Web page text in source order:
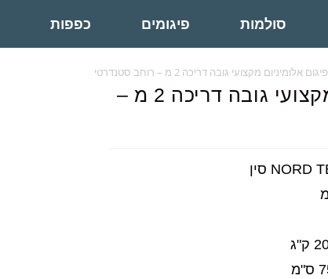
סולמות פיגומים כפפות
פיגום אלומיניום מקצועי גובה דריכה 2 מ – רוחב סטנדרטי
פיגום אלומיניום מקצועי גובה דריכה 2 מ –